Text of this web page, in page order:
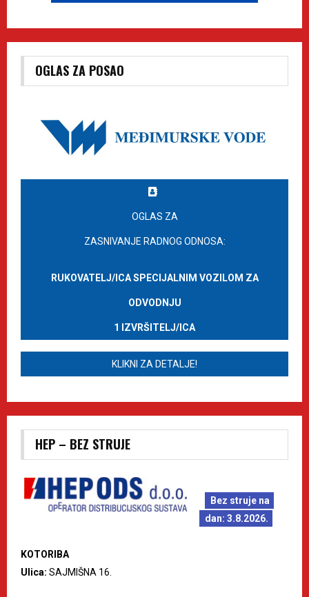
OGLAS ZA POSAO
OGLAS ZA
ZASNIVANJE RADNOG ODNOSA:
RUKOVATELJ/ICA SPECIJALNIM VOZILOM ZA
ODVODNJU
1 IZVRŠITELJ/ICA
KLIKNI ZA DETALJE!
HEP – BEZ STRUJE
Bez struje na
dan: 3.8.2026.
KOTORIBA
Ulica: SAJMIŠNA 16.